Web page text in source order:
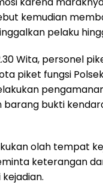
kemudian
pelaku
Wita, personel
piket fungsi
barang bukti
olah tempat
keterangan